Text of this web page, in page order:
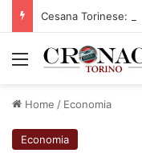
Menu
Home / Economia
Economia